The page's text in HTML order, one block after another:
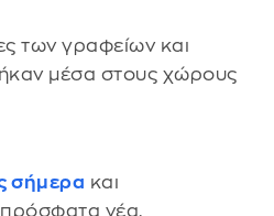
των γραφείων και
μέσα στους χώρους
σήμερα και
πρόσφατα νέα.